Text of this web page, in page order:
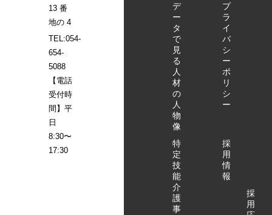
13 番
地の 4
TEL:054-
654-
5088
【電話
受付時
間】平
日
8:30〜
17:30
デ
ー
タ
で
見
る
人
材
の
人
物
像
特
定
技
能
介
護
事
プ
ラ
イ
バ
シ
ー
ポ
リ
シ
ー
採
用
情
報
採
用